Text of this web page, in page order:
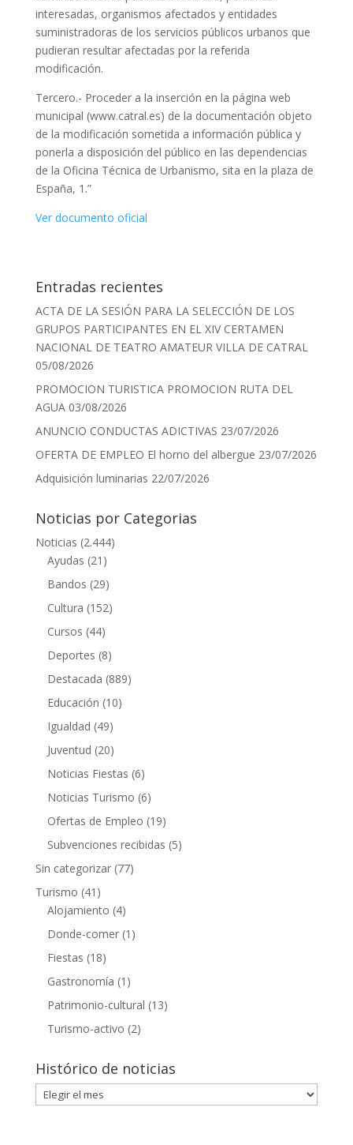
interesadas, organismos afectados y entidades
suministradoras de los servicios públicos urbanos que
pudieran resultar afectadas por la referida
modificación.
Tercero.- Proceder a la inserción en la página web
municipal (www.catral.es) de la documentación objeto
de la modificación sometida a información pública y
ponerla a disposición del público en las dependencias
de la Oficina Técnica de Urbanismo, sita en la plaza de
España, 1.”
Ver documento oficial
Entradas recientes
ACTA DE LA SESIÓN PARA LA SELECCIÓN DE LOS
GRUPOS PARTICIPANTES EN EL XIV CERTAMEN
NACIONAL DE TEATRO AMATEUR VILLA DE CATRAL
05/08/2026
PROMOCION TURISTICA PROMOCION RUTA DEL
AGUA 03/08/2026
ANUNCIO CONDUCTAS ADICTIVAS 23/07/2026
OFERTA DE EMPLEO El horno del albergue 23/07/2026
Adquisición luminarias 22/07/2026
Noticias por Categorias
Noticias (2.444)
Ayudas (21)
Bandos (29)
Cultura (152)
Cursos (44)
Deportes (8)
Destacada (889)
Educación (10)
Igualdad (49)
Juventud (20)
Noticias Fiestas (6)
Noticias Turismo (6)
Ofertas de Empleo (19)
Subvenciones recibidas (5)
Sin categorizar(77)
Turismo (41)
Alojamiento (4)
Donde-comer(1)
Fiestas (18)
Gastronomía (1)
Patrimonio-cultural (13)
Turismo-activo (2)
Histórico de noticias
Histórico
de